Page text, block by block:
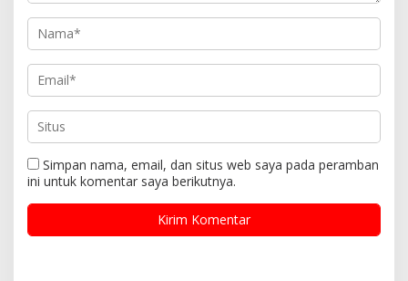
Simpan nama, email, dan situs web saya pada peramban
ini untuk komentar saya berikutnya.